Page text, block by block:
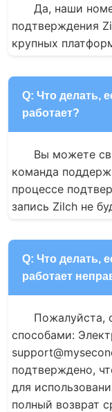
Да, наши
подтверждения
крупных
Q: Что делать,
работает?
Вы можете
команда
процессе
запись Zilch не
Q: Что делать,
работает
Пожалуйста,
способами:
подтверждено,
для
полный возврат